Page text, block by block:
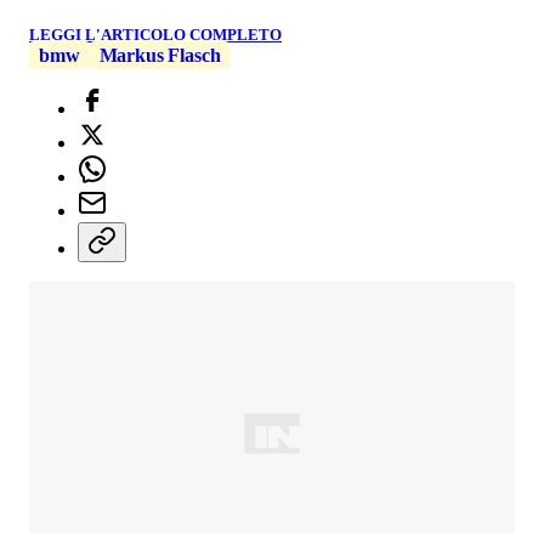
LEGGI L'ARTICOLO COMPLETO
bmw Markus Flasch